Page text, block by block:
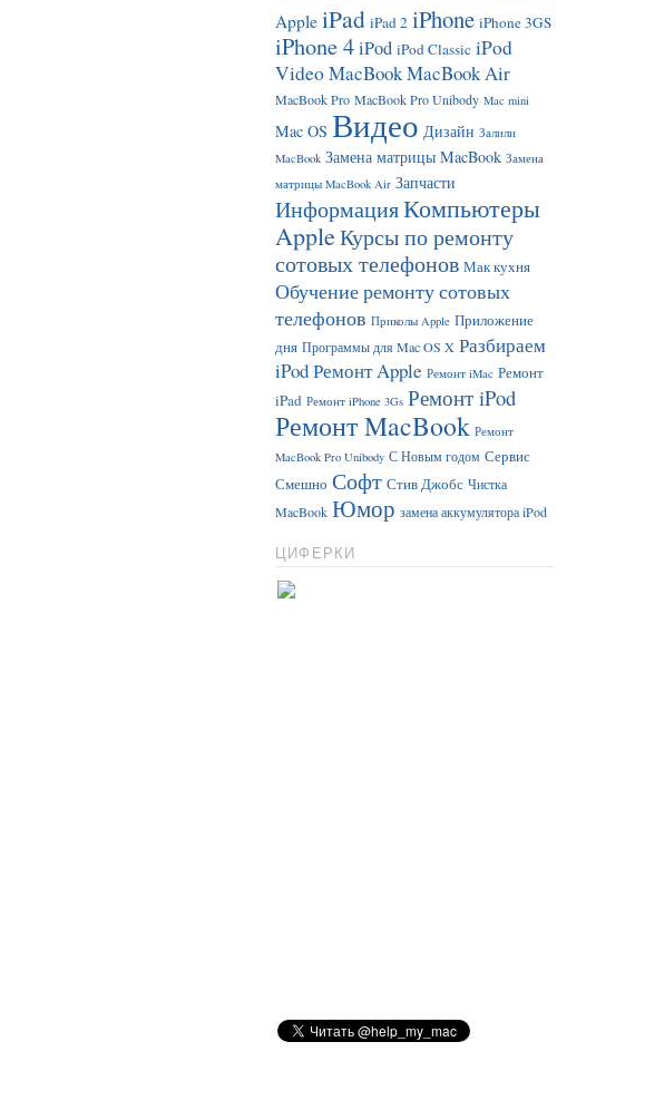
Apple iPad iPad 2 iPhone iPhone 3GS
iPhone 4iPod iPod Classic iPod
VideoMacBookMacBook Air
MacBook Pro MacBook Pro Unibody Mac mini
Mac OS Видео Дизайн Залили
MacBook Замена матрицы MacBook Замена
матрицы MacBook Air Запчасти
ИнформацияКомпьютеры
AppleКурсы по ремонту
сотовых телефонов Мак кухня
Обучение ремонту сотовых
телефонов Приколы Apple Приложение
дня Программы для Mac OS X Разбираем
iPodРемонт Apple Ремонт iMac Ремонт
iPad Ремонт iPhone 3Gs Ремонт iPod
Ремонт MacBook Ремонт
MacBook Pro Unibody С Новым годом Сервис
Смешно Софт Стив Джобс Чистка
MacBook Юмор замена аккумулятора iPod
ЦИФЕРКИ